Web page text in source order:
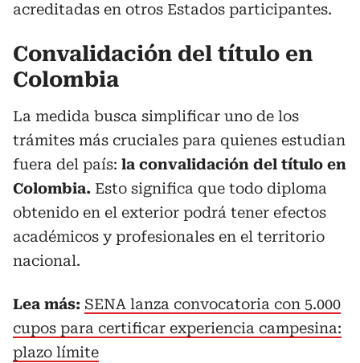
acreditadas en otros Estados participantes.
Convalidación del título en
Colombia
La medida busca simplificar uno de los
trámites más cruciales para quienes estudian
fuera del país: la convalidación del título en
Colombia. Esto significa que todo diploma
obtenido en el exterior podrá tener efectos
académicos y profesionales en el territorio
nacional.
Lea más: SENA lanza convocatoria con 5.000
cupos para certificar experiencia campesina:
plazo límite